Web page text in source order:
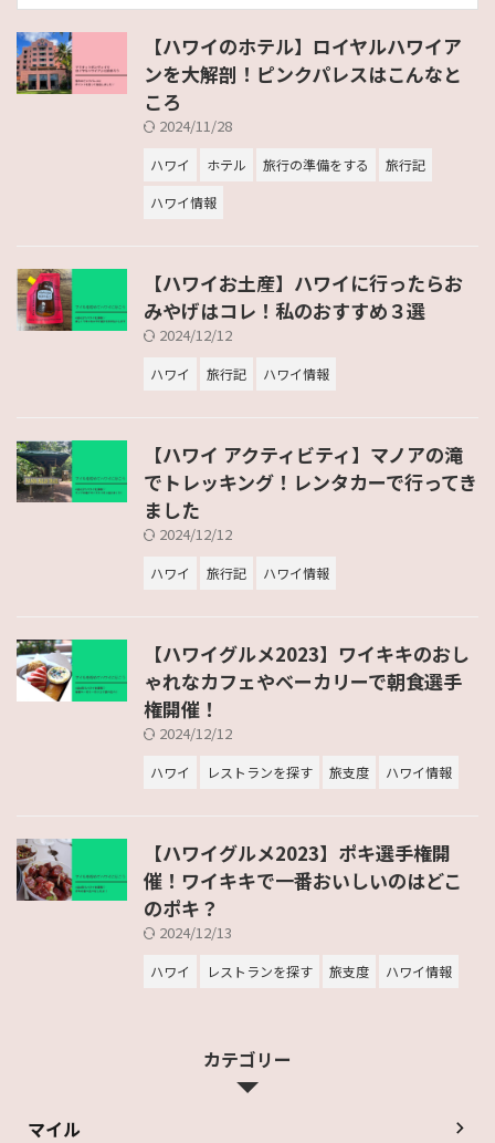
【ハワイのホテル】ロイヤルハワイア
ンを大解剖！ピンクパレスはこんなと
ころ
2024/11/28
ハワイ ホテル 旅行の準備をする
旅行記
ハワイ情報
【ハワイお土産】ハワイに行ったらお
みやげはコレ！私のおすすめ３選
2024/12/12
ハワイ 旅行記 ハワイ情報
【ハワイ アクティビティ】マノアの滝
でトレッキング！レンタカーで行ってき
ました
2024/12/12
ハワイ 旅行記 ハワイ情報
【ハワイグルメ2023】ワイキキのおし
ゃれなカフェやベーカリーで朝食選手
権開催！
2024/12/12
ハワイ レストランを探す 旅支度 ハワイ情報
【ハワイグルメ2023】ポキ選手権開
催！ワイキキで一番おいしいのはどこ
のポキ？
2024/12/13
ハワイ レストランを探す 旅支度 ハワイ情報
カテゴリー
マイル